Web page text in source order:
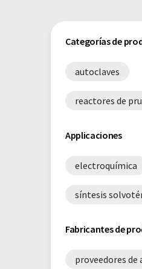
Categorías de
autoclaves
reactores de
Applicaciones
electroquímica
síntesis
Fabricantes de
proveedores de